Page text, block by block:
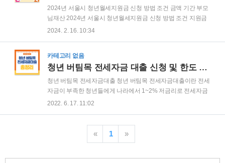
19세에서 39세 이하의 무주택 청년이며, 부모와 별도로 거주하
는 경우입니다. - 신청 연령은 해당 신청년도 출생년을 기준으로
2024년 서울시 청년월세지원금 신청 방법 조건 금액 기간 부모
님재산 2024년 서울시 청년월세지원금 신청 방법 조건 지원금
액에 대해서 자세히 알아보도록 하겠습니다. 서울시 월세지원
원을 지원하는 사업을 지원하고 있습니다. 서울에 거주하는 청
년이라면, 서둘러서 신청하시기를 바랍니다. ⭕전국 지자체별
청년월세지원금 보러가기 서울시 월세지원금 지원대상 👇 신청
일 기준 다음조건을 만족해야 합니다. 가구당 기준 중위소득
2024. 2. 16. 10:34
카테고리 없음
청년 버팀목 전세자금 대출 신청 및 한도 금리 서류 방법
청년 버팀목 전세자금대출 청년 버팀목 전세자금대출이란 전세
자금이 부족한 청년들에게 나라에서 1~2% 저금리로 전세자금
을 대출해주는 제도를 말합니다. 임대차계약서상 잔급지급일과
년 버팀목 전세자금 대출 신청 바로가기 청년 버팀목 전세자금
대출 대상 아래의 요건을 모두 충족하는 자 1. (계약) 주택임대
2022. 6. 17. 11:02
« 1 »